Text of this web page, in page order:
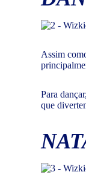
Assim
Para
que